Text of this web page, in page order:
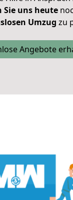
uns heute
Umzug zu
Angebote